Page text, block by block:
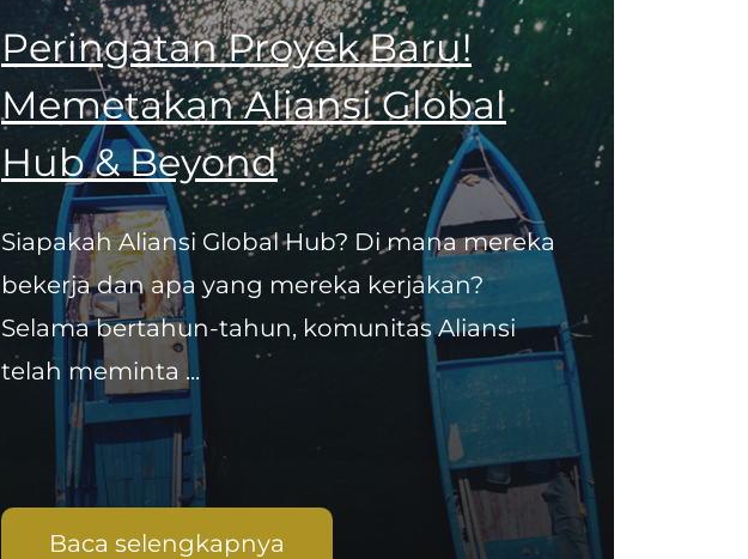
Peringatan Proyek Baru!
Memetakan Aliansi Global
Hub & Beyond
Siapakah Aliansi Global Hub? Di mana mereka
bekerja dan apa yang mereka kerjakan?
Selama bertahun-tahun, komunitas Aliansi
telah meminta ...
Baca selengkapnya